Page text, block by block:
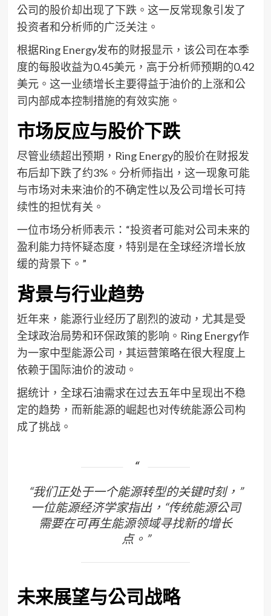
公司的股价却出现了下跌。这一反常现象引发了
投资者和分析师的广泛关注。
根据Ring Energy发布的财报显示，该公司在本季
度的每股收益为0.45美元，高于分析师预期的0.42
美元。这一业绩增长主要得益于油价的上涨和公
司内部成本控制措施的有效实施。
市场反应与股价下跌
尽管业绩超出预期，Ring Energy的股价在财报发
布后却下跌了约3%。分析师指出，这一现象可能
与市场对未来油价的不确定性以及公司增长可持
续性的担忧有关。
一位市场分析师表示：“投资者可能对公司未来的
盈利能力持怀疑态度，特别是在全球经济增长放
缓的背景下。”
背景与行业趋势
近年来，能源行业经历了剧烈的波动，尤其是受
全球政治局势和环保政策的影响。Ring Energy作
为一家中型能源公司，其运营策略在很大程度上
依赖于国际油价的波动。
据统计，全球石油需求在过去五年中呈现出不稳
定的趋势，而新能源的崛起也对传统能源公司构
成了挑战。
“我们正处于一个能源转型的关键时刻，”
一位能源经济学家指出，“传统能源公司
需要在可再生能源领域寻找新的增长
点。”
未来展望与公司战略